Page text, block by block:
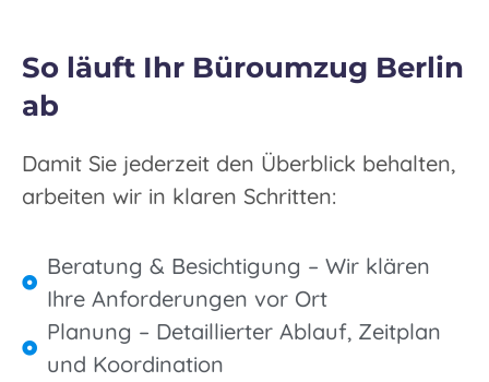
So läuft Ihr Büroumzug Berlin
ab
Damit Sie jederzeit den Überblick behalten,
arbeiten wir in klaren Schritten:
Beratung & Besichtigung – Wir klären
Ihre Anforderungen vor Ort
Planung – Detaillierter Ablauf, Zeitplan
und Koordination